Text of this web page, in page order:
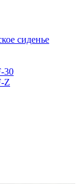
сиденье
30
Z